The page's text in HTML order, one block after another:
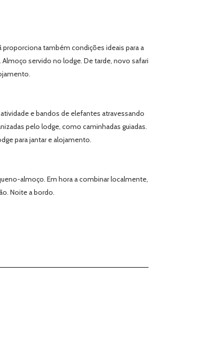
proporciona também condições ideais para a
servido no lodge. De tarde, novo safari
e bandos de elefantes atravessando
pelo lodge, como caminhadas guiadas.
para jantar e alojamento.
almoço. Em hora a combinar localmente,
Noite a bordo.